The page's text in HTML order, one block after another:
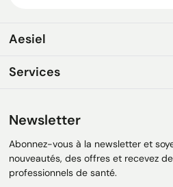
Aesiel
Services
Newsletter
Abonnez-vous à la newsletter et
nouveautés, des offres et recevez
professionnels de santé.